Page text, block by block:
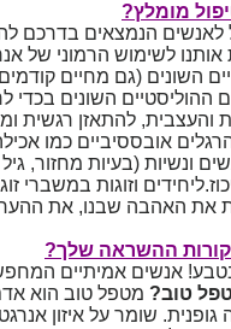
מומלץ?
לאנשים הנמצאים בדרכם
אותנו לשימוש הרמוני של
השונים (גם מחיים
ההוליסטיים השונים
והעצבית, להתאזן רגשית
אובססיביים כמו
נשים ונשיות (בעיות מחזור,
וזוגות במשברי
את האהבה שבנו, את
ההשראה שלך?
אנשים אמיתיים
טוב? מטפל טוב הוא